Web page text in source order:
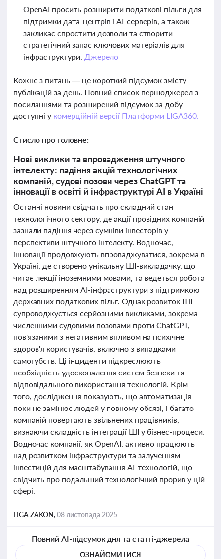
OpenAI просить розширити податкові пільги для
підтримки дата-центрів і AI-серверів, а також
закликає спростити дозволи та створити
стратегічний запас ключових матеріалів для
інфраструктури. Джерело
Кожне з питань — це короткий підсумок змісту
публікацій за день. Повний список першоджерел з
посиланнями та розширений підсумок за добу
доступні у комерційній версії Платформи LIGA360.
Стисло про головне:
Нові виклики та впровадження штучного
інтелекту: падіння акцій технологічних
компаній, судові позови через ChatGPT та
інновації в освіті й інфраструктурі AI в Україні
Останні новини свідчать про складний стан
технологічного сектору, де акції провідних компаній
зазнали падіння через сумніви інвесторів у
перспективи штучного інтелекту. Водночас,
інновації продовжують впроваджуватися, зокрема в
Україні, де створено унікальну ШІ-викладачку, що
читає лекції іноземними мовами, та ведеться робота
над розширенням AI-інфраструктури з підтримкою
державних податкових пільг. Однак розвиток ШІ
супроводжується серйозними викликами, зокрема
численними судовими позовами проти ChatGPT,
пов'язаними з негативним впливом на психічне
здоров'я користувачів, включно з випадками
самогубств. Ці інциденти підкреслюють
необхідність удосконалення систем безпеки та
відповідального використання технологій. Крім
того, дослідження показують, що автоматизація
поки не замінює людей у повному обсязі, і багато
компаній повертають звільнених працівників,
визнаючи складність інтеграції ШІ у бізнес-процеси.
Водночас компанії, як OpenAI, активно працюють
над розвитком інфраструктури та залученням
інвестицій для масштабування AI-технологій, що
свідчить про подальший технологічний прорив у цій
сфері.
LIGA ZAKON,08 листопада 2025
Повний AI-підсумок дня та статті-джерела
ОЗНАЙОМИТИСЯ